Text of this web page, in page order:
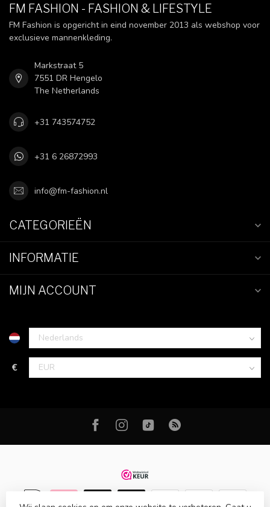
FM FASHION - FASHION & LIFESTYLE
FM Fashion is opgericht in eind november 2013 als webshop voor
exclusieve mannenkleding.
Markstraat 5
7551 DR Hengelo
The Netherlands
+31 743574752
+31 6 26872993
info@fm-fashion.nl
CATEGORIEËN
INFORMATIE
MIJN ACCOUNT
€